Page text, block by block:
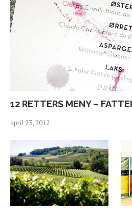
12 RETTERS MENY –
april 23, 2012